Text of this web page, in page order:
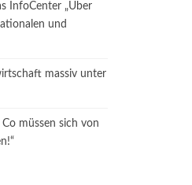
InfoCenter „Über
und
massiv unter
müssen sich von